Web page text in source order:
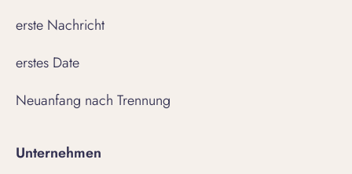
erste Nachricht
erstes Date
Neuanfang nach Trennung
Unternehmen